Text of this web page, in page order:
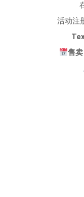
活动注
售